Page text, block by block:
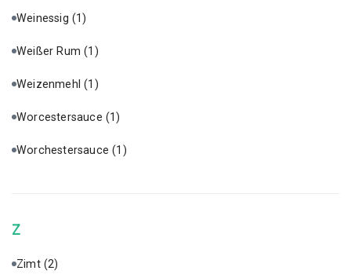
Weinessig (1)
Weißer Rum(1)
Weizenmehl(1)
Worcestersauce (1)
Worchestersauce(1)
Z
Zimt (2)